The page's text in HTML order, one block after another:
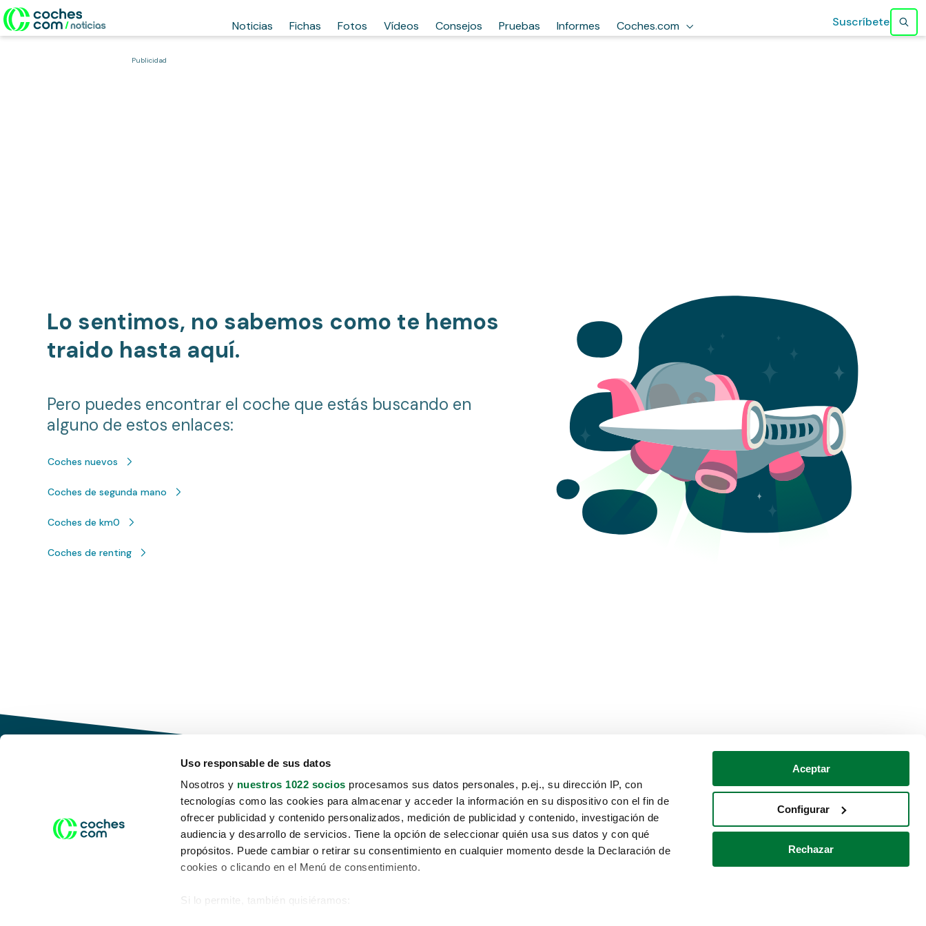
Uso responsable de sus datos
Nosotros y nuestros 1022 socios procesamos sus datos personales, p.ej., su dirección IP, con
tecnologías como las cookies para almacenar y acceder la información en su dispositivo con el fin de
ofrecer publicidad y contenido personalizados, medición de publicidad y contenido, investigación de
audiencia y desarrollo de servicios. Tiene la opción de seleccionar quién usa sus datos y con qué
propósitos. Puede cambiar o retirar su consentimiento en cualquier momento desde la Declaración de
cookies o clicando en el Menú de consentimiento.
Si lo permite, también quisiéramos:
Aceptar
Configurar
Rechazar
Noticias Fichas Fotos Vídeos Consejos Pruebas Informes Coches.com Suscríbete
Publicidad
Lo sentimos, no sabemos como te hemos
traido hasta aquí.
Pero puedes encontrar el coche que estás buscando en
alguno de estos enlaces:
Coches nuevos
Coches de segunda mano
Coches de km0
Coches de renting
Conduce tu futuro,
desata tu movilidad